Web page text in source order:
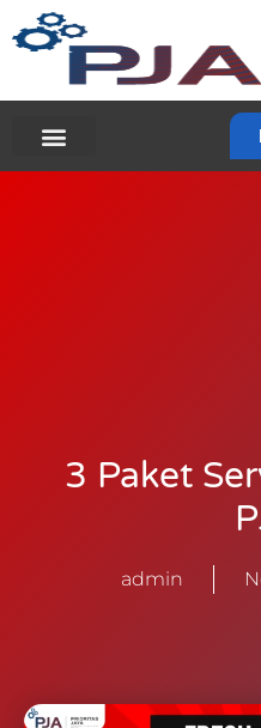
3 Paket
admin